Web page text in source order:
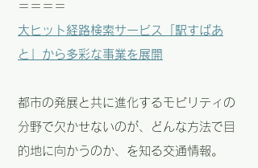
＝＝＝＝
大ヒット経路検索サービス「駅すぱあ
と」から多彩な事業を展開
都市の発展と共に進化するモビリティの
分野で欠かせないのが、どんな方法で目
的地に向かうのか、を知る交通情報。